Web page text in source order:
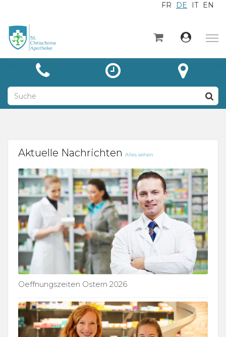
FR DE IT EN
×
Startseite
Kategorien
Aktuelles
Über
Unsere Leistungen
Aktuelle Nachrichten Alles sehen
Oeffnungszeiten Ostern 2026